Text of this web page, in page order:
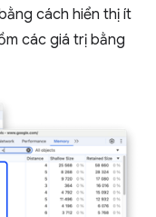
cách hiển thị ít
các giá trị bằng